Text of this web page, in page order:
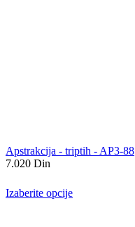
Apstrakcija - triptih - AP3-88
7.020 Din
Izaberite opcije